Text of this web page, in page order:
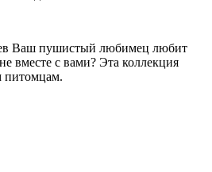
Ваш пушистый любимец любит
вместе с вами? Эта коллекция
питомцам.